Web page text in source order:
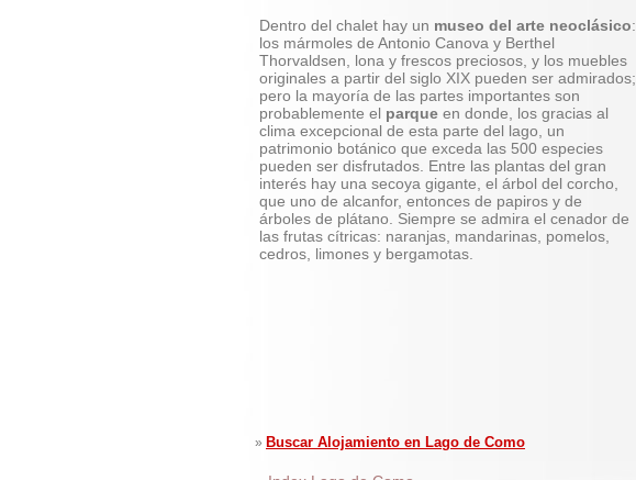
Dentro del chalet hay un museo del arte neoclásico:
los mármoles de Antonio Canova y Berthel
Thorvaldsen, lona y frescos preciosos, y los muebles
originales a partir del siglo XIX pueden ser admirados;
pero la mayoría de las partes importantes son
probablemente el parque en donde, los gracias al
clima excepcional de esta parte del lago, un
patrimonio botánico que exceda las 500 especies
pueden ser disfrutados. Entre las plantas del gran
interés hay una secoya gigante, el árbol del corcho,
que uno de alcanfor, entonces de papiros y de
árboles de plátano. Siempre se admira el cenador de
las frutas cítricas: naranjas, mandarinas, pomelos,
cedros, limones y bergamotas.
» Buscar Alojamiento en Lago de Como